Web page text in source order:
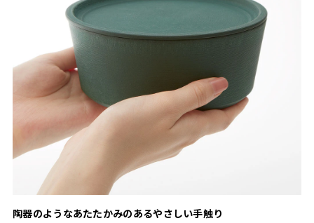
陶器のようなあたたかみのあるやさしい手触り